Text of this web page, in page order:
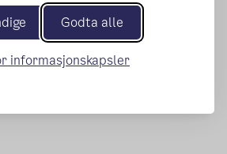
Godta alle
informasjonskapsler